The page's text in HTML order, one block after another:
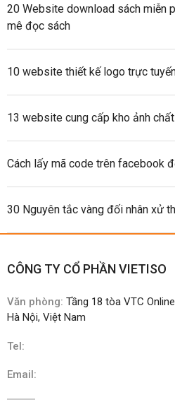
20 Website download sách miễn
mê đọc sách
10 website thiết kế logo trực
13 website cung cấp kho ảnh
Cách lấy mã code trên facebook
30 Nguyên tắc vàng đối nhân xử
CÔNG TY CỔ PHẦN VIETISO
Văn phòng: Tầng 18 tòa VTC
Hà Nội, Việt Nam
Tel:
Email: